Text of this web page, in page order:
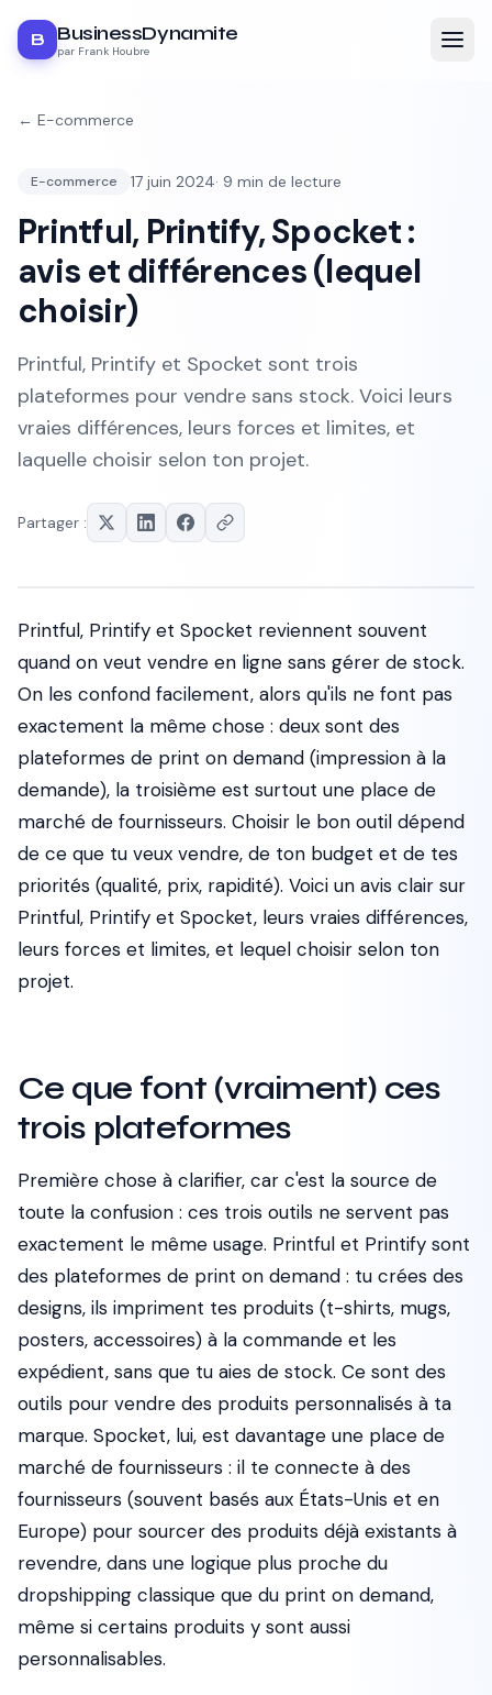
B BusinessDynamite
par Frank Houbre
← E-commerce
E-commerce 17 juin 2024· 9 min de lecture
Printful, Printify, Spocket :
avis et différences (lequel
choisir)
Printful, Printify et Spocket sont trois
plateformes pour vendre sans stock. Voici leurs
vraies différences, leurs forces et limites, et
laquelle choisir selon ton projet.
Partager :
Printful, Printify et Spocket reviennent souvent
quand on veut vendre en ligne sans gérer de stock.
On les confond facilement, alors qu'ils ne font pas
exactement la même chose : deux sont des
plateformes de print on demand (impression à la
demande), la troisième est surtout une place de
marché de fournisseurs. Choisir le bon outil dépend
de ce que tu veux vendre, de ton budget et de tes
priorités (qualité, prix, rapidité). Voici un avis clair sur
Printful, Printify et Spocket, leurs vraies différences,
leurs forces et limites, et lequel choisir selon ton
projet.
Ce que font (vraiment) ces
trois plateformes
Première chose à clarifier, car c'est la source de
toute la confusion : ces trois outils ne servent pas
exactement le même usage. Printful et Printify sont
des plateformes de print on demand : tu crées des
designs, ils impriment tes produits (t-shirts, mugs,
posters, accessoires) à la commande et les
expédient, sans que tu aies de stock. Ce sont des
outils pour vendre des produits personnalisés à ta
marque. Spocket, lui, est davantage une place de
marché de fournisseurs : il te connecte à des
fournisseurs (souvent basés aux États-Unis et en
Europe) pour sourcer des produits déjà existants à
revendre, dans une logique plus proche du
dropshipping classique que du print on demand,
même si certains produits y sont aussi
personnalisables.